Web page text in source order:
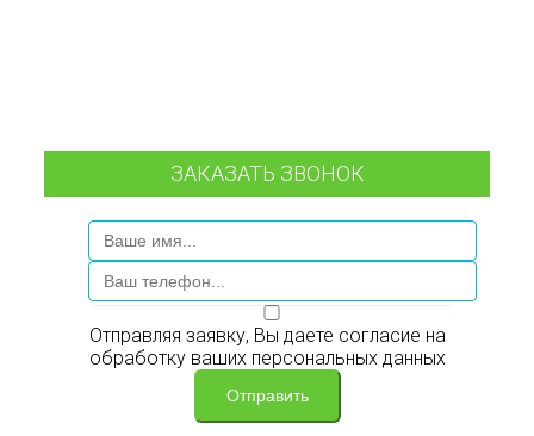
ЗАКАЗАТЬ ЗВОНОК
Отправляя заявку, Вы даете согласие на
обработку ваших персональных данных
Отправить